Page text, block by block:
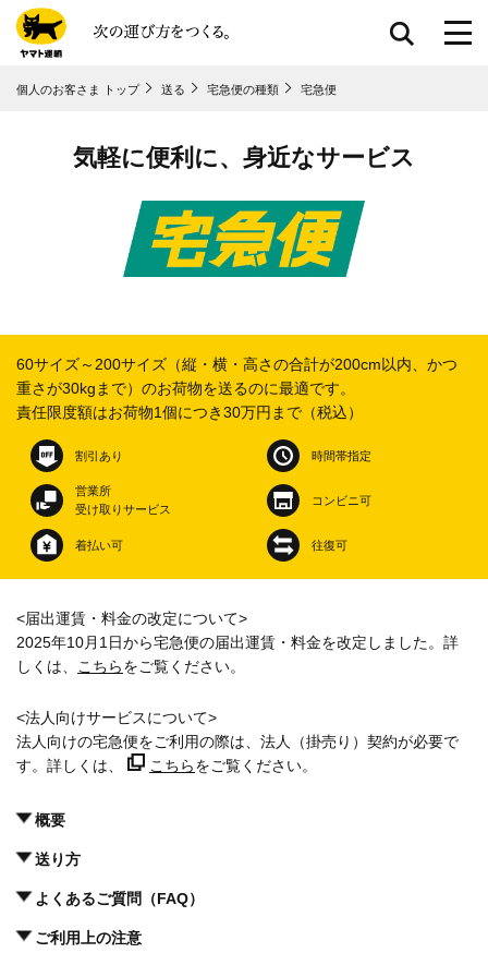
ページ本⽂に移動
個人のお客さま トップ 送る 宅急便の種類 宅急便
気軽に便利に、身近なサービス
60サイズ～200サイズ（縦・横・高さの合計が200cm以内、 かつ
重さが30kgまで）のお荷物を送るのに最適です。
責任限度額はお荷物1個につき30万円まで（税込）
割引あり 時間帯指定
営業所
受け取りサービス
コンビニ可
着払い可 往復可
<届出運賃・料金の改定について>
2025年10月1日から宅急便の届出運賃・料金を改定しました。詳
しくは、
こちらをご覧ください。
​<法人向けサービスについて>
法人向けの宅急便をご利用の際は、法人（掛売り）契約が必要で
す。詳しくは、
こちらをご覧ください。
概要
送り方
よくあるご質問（FAQ）
ご利用上の注意